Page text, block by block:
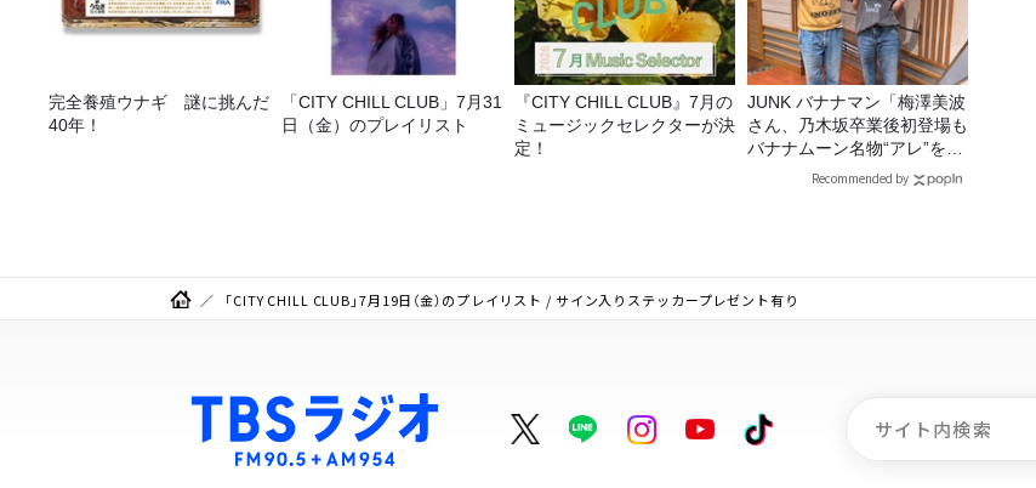
完全養殖ウナギ 謎に挑んだ
40年！
「CITY CHILL CLUB」7月31
日（金）のプレイリスト
『CITY CHILL CLUB』7月の
ミュージックセレクターが決
定！
JUNK バナナマン「梅澤美波
さん、乃木坂卒業後初登場も
バナナムーン名物“アレ”を喰
Recommended by
「CITY CHILL CLUB」7月19日（金）のプレイリスト / サイン入りステッカープレゼント有り